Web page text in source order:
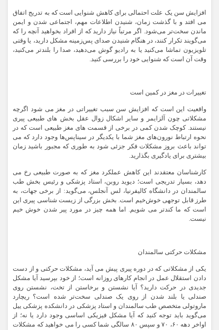
افزایش سن یک علت احتمالی برای کاهش شنوایی است که به تدریج اتفاق
می افتد و با گذشت زمان، شنیدن اطلاعات مهم، اجتماعی شدن و ایمن
ماندن سخت‌تر می‌شود. اگر مرتباً نیاز دارید که از افراد بخواهید آنچه را که
می‌گویند تکرار کنند، در هنگام شنیدن صدای پس‌زمینه مشکل دارید، یا وقتی
تلویزیون تماشا می‌کنید یا به رادیو گوش می‌دهید، صدا را بلندتر می‌کنید،
وقت آن است که شنوایی خود را بررسی کنید.
تغییرات در مغز در کمین است
واقعیت این است که افزایش سن سبب تغییراتی در مغز می شود اگرچه
مشکلاتی چون آلزایمر و سایر اشکال زوال عقل بخش های طبیعی پیری
نیستند. کوچک شدن کمی در برخی از قسمت های مغز طبیعی است که در
نحوه ارتباط نورون‌های مغز شما با یکدیگر در سیناپس‌ها وجود دارد که می
تواند باعث بروز مشکلات فکر جزئی شود به طوری که مجبور باشید زمان
بیشتری برای یادگیری بگذارید.
کارشناسان معتقدند این کاهش عملکرد مغز که به صورت طبیعی رخ می
دهد، بسیار تدریجی است؛ دیوید روبن، استاد پزشکی و رئیس بخش طب
سالمندان در دانشگاه کالیفرنیا، لس آنجلس، می‌گوید: از برخی جهات، به
طرز قابل توجهی خوش‌خیم است. بخش بزرگی از زیست شناسی پیری این
است که ما کندتر می شویم. اما همه چیز در مورد پیر شدن خوش خیم
نیست.
مشکلات حرکتی سالمندان
یکی از مشکلاتی که در دوره پیری پیش می آید، مشکلات حرکتی و از دست
دادن استقلال عمل در انجام کارهای روزانه است؛ از خود بپرسید آیا مشکل
جدیدی در حرکت دارید؟ آیا نشستن و برخاستن از تخت، نشستن روی
صندلی یا بلند شدن از روی یک صندلی سخت‌تر شده است؟ ریچارد
ماروتولی متخصص طب سالمندان و استاد پزشکی در دانشکده پزشکی ییل
می‌گوید باید توجه کنید که آیا مشکل فیزیکی اساسی وجود دارد یا نه؛ از
اواخر دهه ۶۰، ۷۰ و سپس ۸۰ سالگی شما کسی را می خواهید که مشکلات